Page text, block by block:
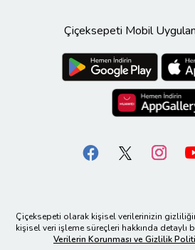
Çiçeksepeti Mobil
Çiçeksepeti olarak kişisel verilerinizin
kişisel veri işleme süreçleri hakkında
Verilerin Korunması ve Gizlilik